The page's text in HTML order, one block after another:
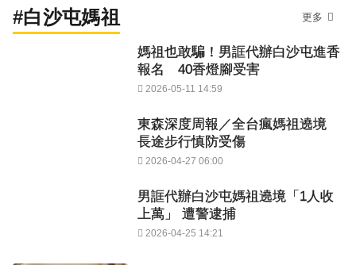
#白沙屯媽祖 更多
媽祖也敢騙！男誆代辦白沙屯進香
報名 40香燈腳受害
2026-05-11 14:59
東森深度周報／全台瘋媽祖遶境
長途步行慎防受傷
2026-04-27 06:00
男誆代辦白沙屯媽祖遶境「1人收
上萬」 遭警逮捕
2026-04-25 14:21